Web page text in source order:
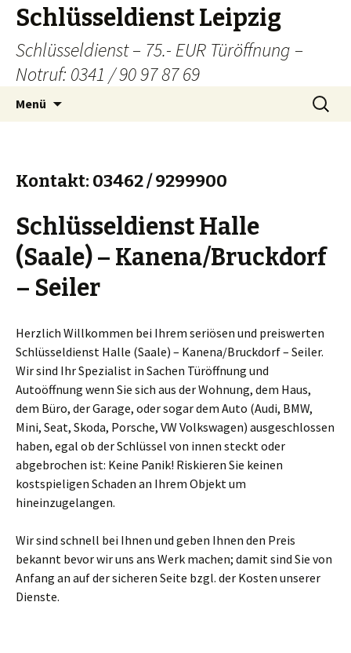
Schlüsseldienst Leipzig
Schlüsseldienst – 75.- EUR Türöffnung –
Notruf: 0341 / 90 97 87 69
Menü
Suchen
nach:
Kontakt: 03462 / 9299900
Schlüsseldienst Halle
(Saale) – Kanena/Bruckdorf
– Seiler
Herzlich Willkommen bei Ihrem seriösen und preiswerten
Schlüsseldienst Halle (Saale) – Kanena/Bruckdorf – Seiler.
Wir sind Ihr Spezialist in Sachen Türöffnung und
Autoöffnung wenn Sie sich aus der Wohnung, dem Haus,
dem Büro, der Garage, oder sogar dem Auto (Audi, BMW,
Mini, Seat, Skoda, Porsche, VW Volkswagen) ausgeschlossen
haben, egal ob der Schlüssel von innen steckt oder
abgebrochen ist: Keine Panik! Riskieren Sie keinen
kostspieligen Schaden an Ihrem Objekt um
hineinzugelangen.
Wir sind schnell bei Ihnen und geben Ihnen den Preis
bekannt bevor wir uns ans Werk machen; damit sind Sie von
Anfang an auf der sicheren Seite bzgl. der Kosten unserer
Dienste.